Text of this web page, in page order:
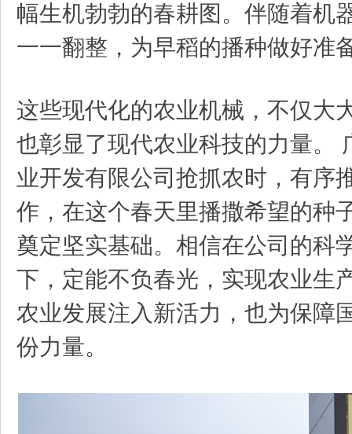
幅生机勃勃的春耕图。伴随着机
一一翻整，为早稻的播种做好准
这些现代化的农业机械，不仅大
也彰显了现代农业科技的力量。
业开发有限公司抢抓农时，有序
作，在这个春天里播撒希望的种
奠定坚实基础。相信在公司的科
下，定能不负春光，实现农业生
农业发展注入新活力，也为保障
份力量。